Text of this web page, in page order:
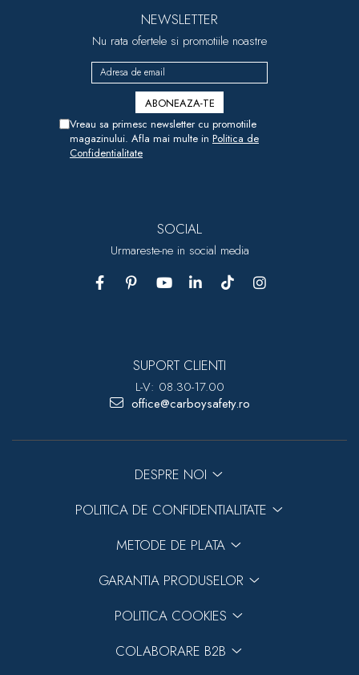
NEWSLETTER
Nu rata ofertele si promotiile noastre
Vreau sa primesc newsletter cu promotiile
magazinului. Afla mai multe in Politica de
Confidentialitate
SOCIAL
Urmareste-ne in social media
SUPORT CLIENTI
L-V: 08.30-17.00
office@carboysafety.ro
DESPRE NOI
POLITICA DE CONFIDENTIALITATE
METODE DE PLATA
GARANTIA PRODUSELOR
POLITICA COOKIES
COLABORARE B2B